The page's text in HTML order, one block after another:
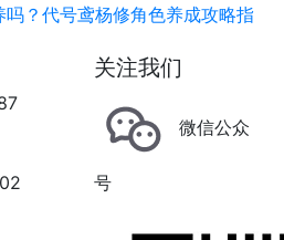
？代号鸢杨修角色养成攻略指
关注我们
微信公众
号